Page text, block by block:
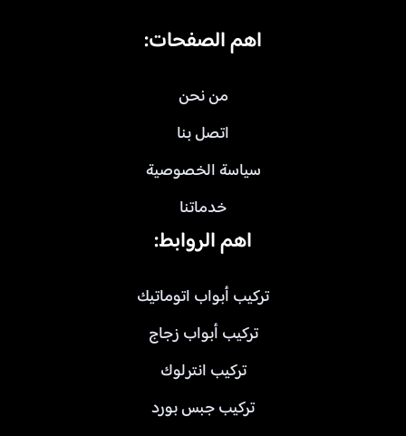
اهم الصفحات:
من نحن
اتصل بنا
سياسة الخصوصية
خدماتنا
اهم الروابط:
تركيب أبواب اتوماتيك
تركيب أبواب زجاج
تركيب انترلوك
تركيب جبس بورد